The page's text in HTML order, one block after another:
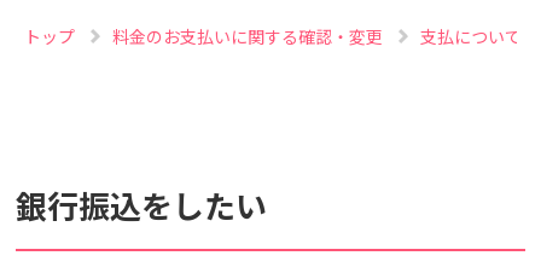
検索対象
トップ 料金のお支払いに関する確認・変更 支払について
銀行振込をしたい